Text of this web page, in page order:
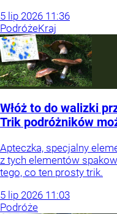
5 lip 2026 11:36
PodróżeKraj
Włóż to do walizki
Trik podróżników
Apteczka, specjalny
z tych elementów
tego, co ten prosty trik.
5 lip 2026 11:03
Podróże